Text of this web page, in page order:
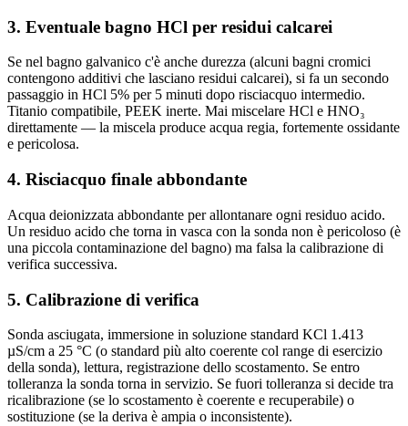
3. Eventuale bagno HCl per residui calcarei
Se nel bagno galvanico c'è anche durezza (alcuni bagni cromici
contengono additivi che lasciano residui calcarei), si fa un secondo
passaggio in HCl 5% per 5 minuti dopo risciacquo intermedio.
Titanio compatibile, PEEK inerte. Mai miscelare HCl e HNO₃
direttamente — la miscela produce acqua regia, fortemente ossidante
e pericolosa.
4. Risciacquo finale abbondante
Acqua deionizzata abbondante per allontanare ogni residuo acido.
Un residuo acido che torna in vasca con la sonda non è pericoloso (è
una piccola contaminazione del bagno) ma falsa la calibrazione di
verifica successiva.
5. Calibrazione di verifica
Sonda asciugata, immersione in soluzione standard KCl 1.413
µS/cm a 25 °C (o standard più alto coerente col range di esercizio
della sonda), lettura, registrazione dello scostamento. Se entro
tolleranza la sonda torna in servizio. Se fuori tolleranza si decide tra
ricalibrazione (se lo scostamento è coerente e recuperabile) o
sostituzione (se la deriva è ampia o inconsistente).